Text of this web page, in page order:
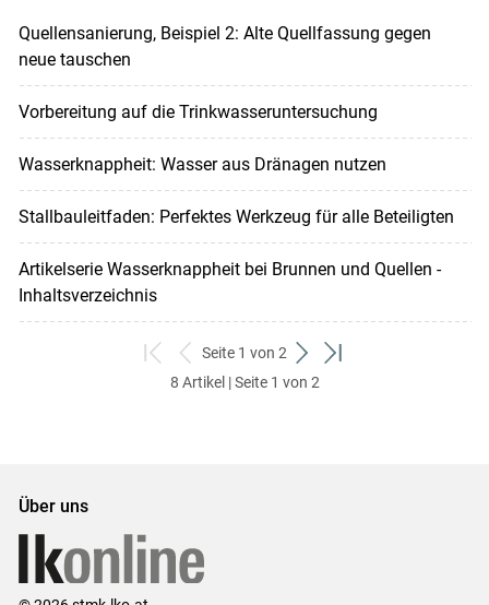
Quellensanierung, Beispiel 2: Alte Quellfassung gegen
neue tauschen
Vorbereitung auf die Trinkwasseruntersuchung
Wasserknappheit: Wasser aus Dränagen nutzen
Stallbauleitfaden: Perfektes Werkzeug für alle Beteiligten
Artikelserie Wasserknappheit bei Brunnen und Quellen -
Inhaltsverzeichnis
zum
ersten
zurück
zum
Seite 1 von 2
weiter
zum
zum
8 Artikel | Seite 1 von 2
Über uns